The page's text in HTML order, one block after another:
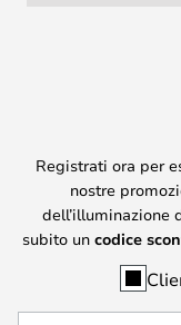
Registrati ora per
nostre
dell’illuminazione
subito un codice